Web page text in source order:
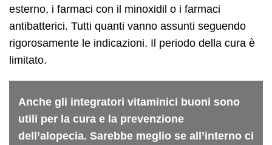
esterno, i farmaci con il minoxidil o i farmaci
antibatterici. Tutti quanti vanno assunti seguendo
rigorosamente le indicazioni. Il periodo della cura è
limitato.
Anche gli integratori vitaminici buoni sono
utili per la cura e la prevenzione
dell’alopecia. Sarebbe meglio se all’interno ci